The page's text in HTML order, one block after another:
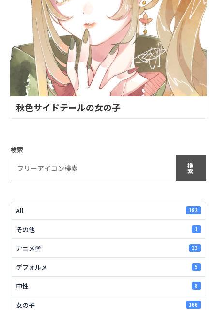
秋色サイドテールの女の子
検索
検
索
All 182
その他 1
アニメ塗 33
デフォルメ 5
中性 8
女の子 166